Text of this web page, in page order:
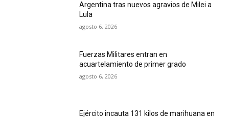
Argentina tras nuevos agravios de Milei a
Lula
agosto 6, 2026
Fuerzas Militares entran en
acuartelamiento de primer grado
agosto 6, 2026
Ejército incauta 131 kilos de marihuana en